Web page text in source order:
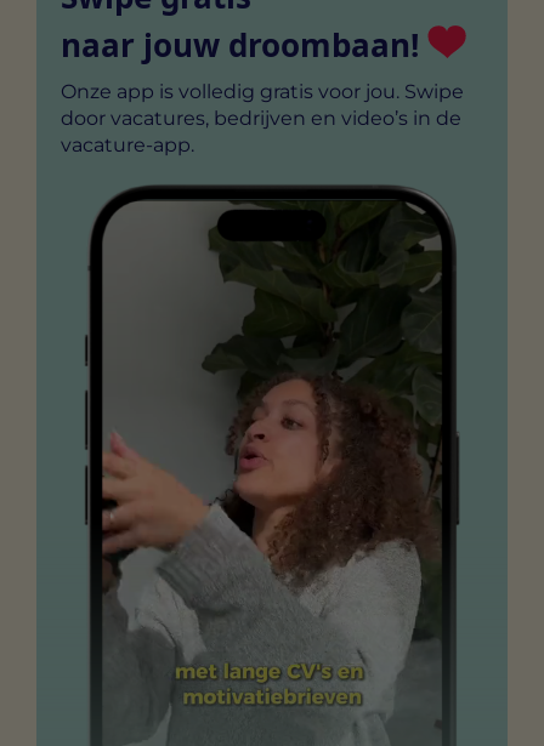
naar jouw droombaan!
Onze app is volledig gratis voor jou. Swipe
door vacatures, bedrijven en video’s in de
vacature-app.